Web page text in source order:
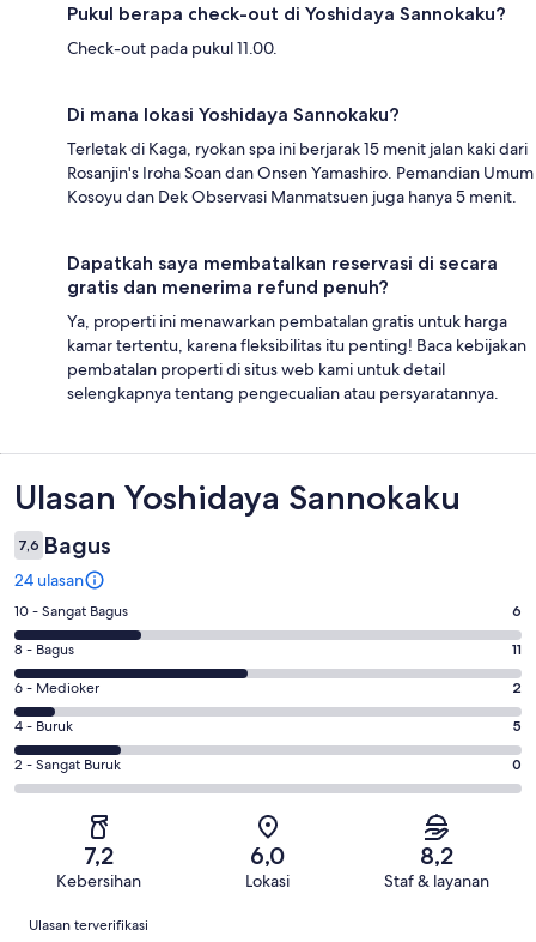
Pukul berapa check-out di Yoshidaya Sannokaku?
Check-out pada pukul 11.00.
Di mana lokasi Yoshidaya Sannokaku?
Terletak di Kaga, ryokan spa ini berjarak 15 menit jalan kaki dari
Rosanjin's Iroha Soan dan Onsen Yamashiro. Pemandian Umum
Kosoyu dan Dek Observasi Manmatsuen juga hanya 5 menit.
Dapatkah saya membatalkan reservasi di secara
gratis dan menerima refund penuh?
Ya, properti ini menawarkan pembatalan gratis untuk harga
kamar tertentu, karena fleksibilitas itu penting! Baca kebijakan
pembatalan properti di situs web kami untuk detail
selengkapnya tentang pengecualian atau persyaratannya.
Ulasan
Ulasan Yoshidaya Sannokaku
7,6 Bagus
24 ulasan
Penilaian
10
-
Sangat
Bagus.
6
dari
24
10 - Sangat Bagus 6
Penilaian
8
-
Bagus.
11
dari
8 - Bagus 11
Penilaian
6
-
Medioker.
2
6 - Medioker 2
Penilaian
4
-
4 - Buruk 5
Penilaian
2
dari
2 - Sangat Buruk 0
7,2
Kebersihan
6,0
Lokasi
8,2
Staf & layanan
Ulasan
Ulasan terverifikasi